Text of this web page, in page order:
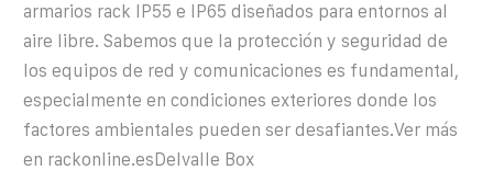
armarios rack IP55 e IP65 diseñados para entornos al
aire libre. Sabemos que la protección y seguridad de
los equipos de red y comunicaciones es fundamental,
especialmente en condiciones exteriores donde los
factores ambientales pueden ser desafiantes.Ver más
en rackonline.es Delvalle Box